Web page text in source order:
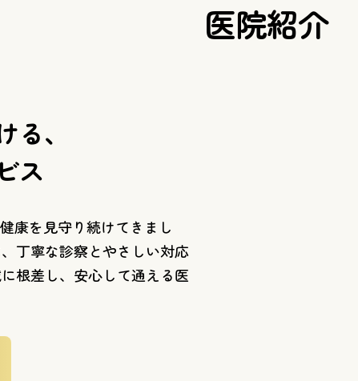
医院紹介
、
ス
康を見守り続けてきまし
丁寧な診察とやさしい対応
根差し、安心して通える医